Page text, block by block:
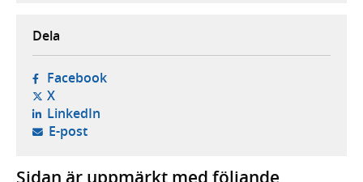
Dela
Facebook- öppnas i ny flik, extern webbplats,
X- öppnas i ny flik, extern webbplats,
LinkedIn- öppnas i ny flik, extern webbplats,
E-post- öppnar din e-postklient,
Sidan är uppmärkt med följande